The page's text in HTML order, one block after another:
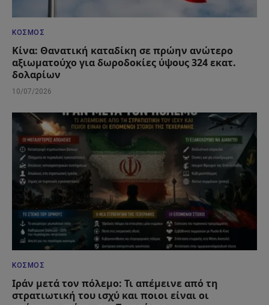
ΚΌΣΜΟΣ
Κίνα: Θανατική καταδίκη σε πρώην ανώτερο
αξιωματούχο για δωροδοκίες ύψους 324 εκατ.
δολαρίων
10/07/2026
ΚΌΣΜΟΣ
Ιράν μετά τον πόλεμο: Τι απέμεινε από τη
στρατιωτική του ισχύ και ποιοι είναι οι